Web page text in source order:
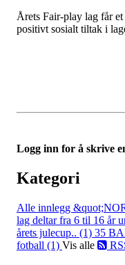
Årets Fair-play lag får
positivt sosialt tiltak i
Logg inn for å skrive
Kategori
Alle innlegg
lag deltar fra 6 til 16 år
årets julecup.. (1) 35
fotball (1) Vis alle